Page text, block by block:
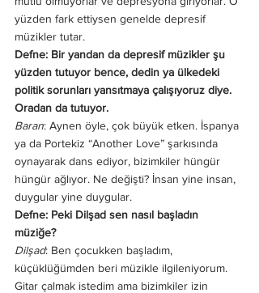
yüzden fark ettiysen genelde depresif
müzikler tutar.
Defne: Bir yandan da depresif müzikler şu
yüzden tutuyor bence, dedin ya ülkedeki
politik sorunları yansıtmaya çalışıyoruz diye.
Oradan da tutuyor.
Baran: Aynen öyle, çok büyük etken. İspanya
ya da Portekiz “Another Love” şarkısında
oynayarak dans ediyor, bizimkiler hüngür
hüngür ağlıyor. Ne değişti? İnsan yine insan,
duygular yine duygular.
Defne: Peki Dilşad sen nasıl başladın
müziğe?
Dilşad: Ben çocukken başladım,
küçüklüğümden beri müzikle ilgileniyorum.
Gitar çalmak istedim ama bizimkiler izin